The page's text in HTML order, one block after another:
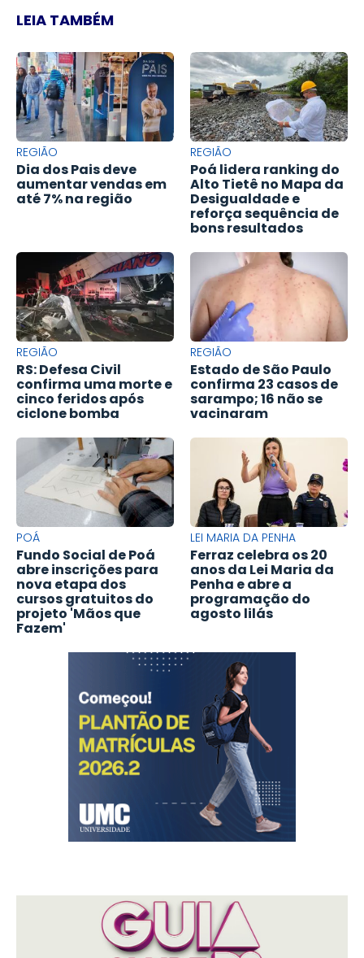
LEIA TAMBÉM
REGIÃO
Dia dos Pais deve
aumentar vendas em
até 7% na região
REGIÃO
Poá lidera ranking do
Alto Tietê no Mapa da
Desigualdade e
reforça sequência de
bons resultados
REGIÃO
RS: Defesa Civil
confirma uma morte e
cinco feridos após
ciclone bomba
REGIÃO
Estado de São Paulo
confirma 23 casos de
sarampo; 16 não se
vacinaram
POÁ
Fundo Social de Poá
abre inscrições para
nova etapa dos
cursos gratuitos do
projeto 'Mãos que
Fazem'
LEI MARIA DA PENHA
Ferraz celebra os 20
anos da Lei Maria da
Penha e abre a
programação do
agosto lilás